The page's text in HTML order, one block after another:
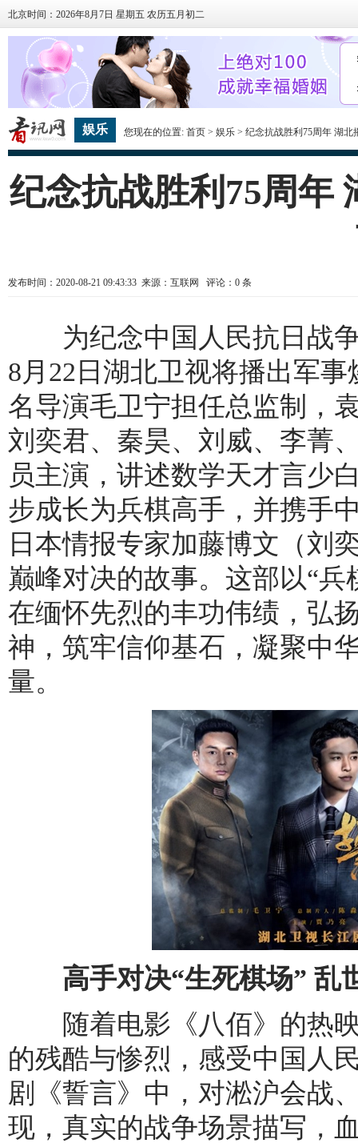
北京时间：2026年8月7日 星期五 农历五月初二
娱乐 您现在的位置:首页 >娱乐 > 纪念抗战胜利75周年 湖
纪念抗战胜利75周年
发布时间：2020-08-21 09:43:33 来源：互联网 评论： 0 条
为纪念中国人民抗日战争
8月22日湖北卫视将播出军
名导演毛卫宁担任总监制，
刘奕君、秦昊、刘威、李菁
员主演，讲述数学天才言少
步成长为兵棋高手，并携手
日本情报专家加藤博文（刘
巅峰对决的故事。这部以“
在缅怀先烈的丰功伟绩，弘
神，筑牢信仰基石，凝聚中
量。
高手对决“生死棋场” 乱
随着电影《八佰》的热映
的残酷与惨烈，感受中国人
剧《誓言》中，对淞沪会战
现，真实的战争场景描写，